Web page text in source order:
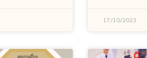
17/10/2023